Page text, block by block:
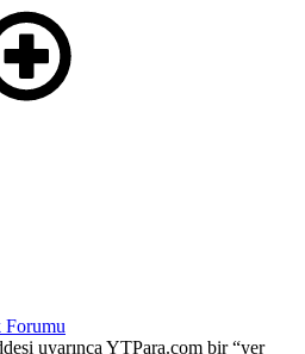
Forumu
uyarınca YTPara.com bir “yer